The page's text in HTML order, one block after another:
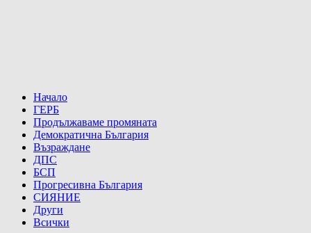
Начало
ГЕРБ
Продължаваме промяната
Демократична България
Възраждане
ДПС
БСП
Прогресивна България
СИЯНИЕ
Други
Всички